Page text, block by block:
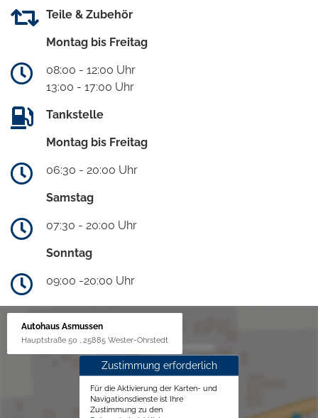
Teile & Zubehör
Montag bis Freitag
08:00 - 12:00 Uhr
13:00 - 17:00 Uhr
Tankstelle
Montag bis Freitag
06:30 - 20:00 Uhr
Samstag
07:30 - 20:00 Uhr
Sonntag
09:00 -20:00 Uhr
Autohaus Asmussen
Hauptstraße 50 , 25885 Wester-Ohrstedt
Zustimmung erforderlich
Für die Aktivierung der Karten- und
Navigationsdienste ist Ihre
Zustimmung zu den